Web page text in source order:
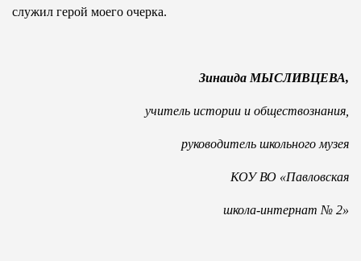
служил герой моего очерка.
Зинаида МЫСЛИВЦЕВА,
учитель истории и обществознания,
руководитель школьного музея
КОУ ВО «Павловская
школа-интернат № 2»